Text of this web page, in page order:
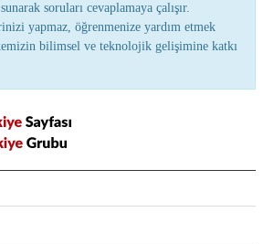
soruları cevaplamaya çalışır.
yapmaz, öğrenmenize yardım etmek
bilimsel ve teknolojik gelişimine katkı